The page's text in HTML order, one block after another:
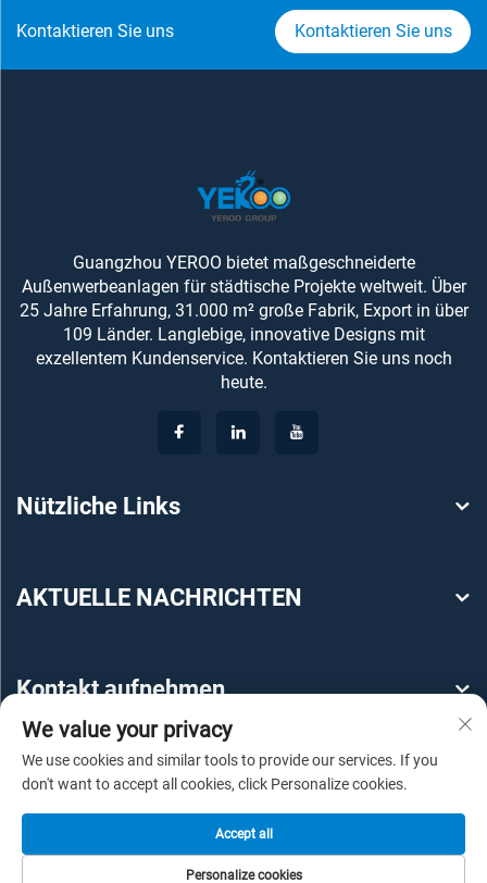
Kontaktieren Sie uns Kontaktieren Sie uns
Guangzhou YEROO bietet maßgeschneiderte
Außenwerbeanlagen für städtische Projekte weltweit. Über
25 Jahre Erfahrung, 31.000 m² große Fabrik, Export in über
109 Länder. Langlebige, innovative Designs mit
exzellentem Kundenservice. Kontaktieren Sie uns noch
heute.
Nützliche Links
AKTUELLE NACHRICHTEN
Kontakt aufnehmen
Copyright © 2025 by Guangzhou YEROO Steel Structure
We value your privacy
We use cookies and similar tools to provide our services. If you
don't want to accept all cookies, click Personalize cookies.
Personalize cookies
Accept all